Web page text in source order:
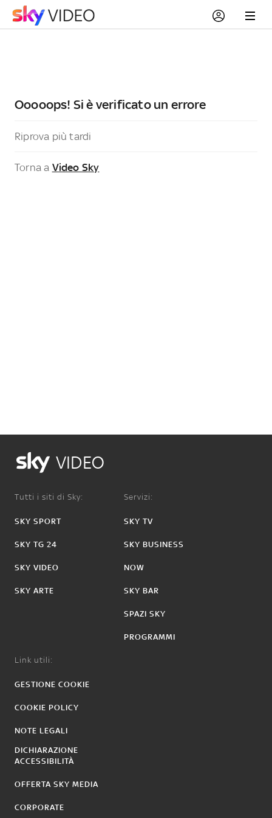
Ooooops! Si è verificato un errore
Riprova più tardi
Torna a Video Sky
VIDEO
Tutti i siti di Sky:
SKY SPORT
SKY TG 24
SKY VIDEO
SKY ARTE
Servizi:
SKY TV
SKY BUSINESS
NOW
SKY BAR
SPAZI SKY
PROGRAMMI
Link utili:
GESTIONE COOKIE
COOKIE POLICY
NOTE LEGALI
DICHIARAZIONE
ACCESSIBILITÀ
OFFERTA SKY MEDIA
CORPORATE